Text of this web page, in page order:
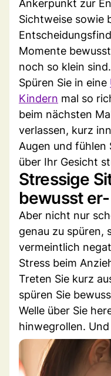
Ankerpunkt zur
Sichtweise sowie
Momente
noch so klein sind.
Spüren Sie in eine
Kindern mal so
beim nächsten
verlassen, kurz
Augen und fühlen
über Ihr Gesicht
Stressige
bewusst
Aber nicht nur
genau zu spüren,
vermeintlich
Stress beim
Treten Sie kurz
spüren Sie
Welle über Sie
hinwegrollen.